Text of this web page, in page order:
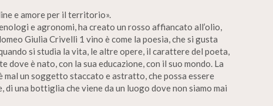
e amore per il territorio».
e agronomi, ha creato un rosso affiancato all’olio,
Giulia Crivelli 1 vino è come la poesia, che si gusta
si studia la vita, le altre opere, il carattere del poeta,
dove è nato, con la sua educazione, con il suo mondo. La
un soggetto staccato e astratto, che possa essere
una bottiglia che viene da un luogo dove non siamo mai